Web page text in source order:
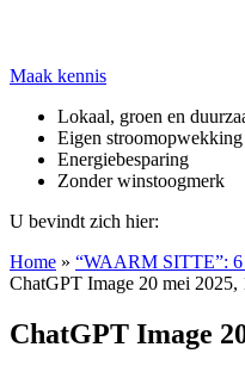
Maak kennis
Lokaal, groen en
Eigen stroomopwekking
Energiebesparing
Zonder winstoogmerk
U bevindt zich hier:
Home » “WAARM SITTE”:
ChatGPT Image 20 mei 2025,
ChatGPT Image